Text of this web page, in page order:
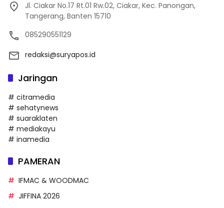
Jl. Ciakar No.17 Rt.01 Rw.02, Ciakar, Kec. Panongan,
Tangerang, Banten 15710
085290551129
redaksi@suryapos.id
Jaringan
# citramedia
# sehatynews
# suaraklaten
# mediakayu
# inamedia
PAMERAN
IFMAC & WOODMAC
JIFFINA 2026